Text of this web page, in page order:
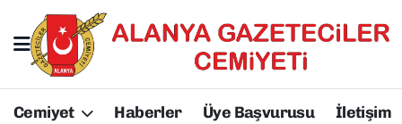
Cemiyet Haberler Üye Başvurusu İletişim
Hakkımızda
Başkanlarımız
Başkan Hakkında
AGC Hakkında